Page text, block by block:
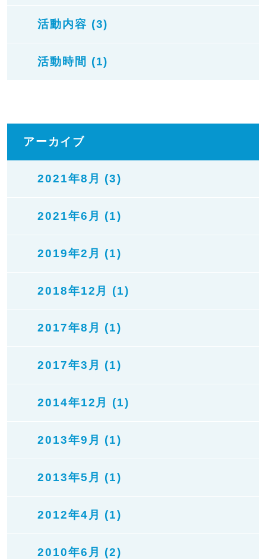
活動内容 (3)
活動時間 (1)
アーカイブ
2021年8月 (3)
2021年6月 (1)
2019年2月 (1)
2018年12月 (1)
2017年8月 (1)
2017年3月 (1)
2014年12月 (1)
2013年9月 (1)
2013年5月 (1)
2012年4月 (1)
2010年6月 (2)